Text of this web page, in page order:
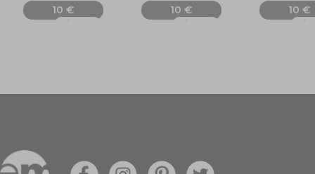
10 €
Ajouter
10 €
Ajouter
10 €